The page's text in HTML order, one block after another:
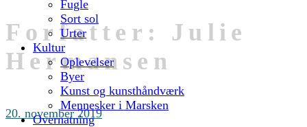
Fugle
Sort sol
Urter
Kultur
Oplevelser
Byer
Kunst og kunsthåndværk
Mennesker i Marsken
Overnatning
Forfatter: Julie
Hermansen
20. november 2019